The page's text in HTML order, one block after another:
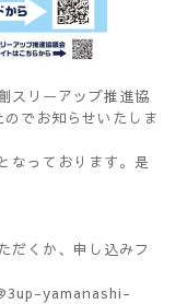
スリーアップ推進協
でお知らせいたしま
なっております。是
だくか、申し込みフ
yamanashi-